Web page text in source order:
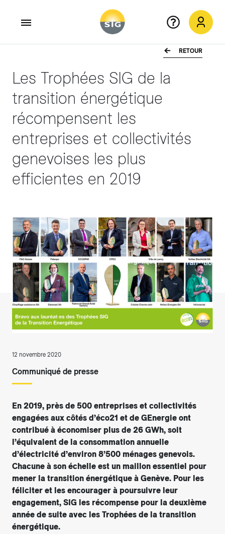
RETOUR
Les Trophées SIG de la
transition énergétique
récompensent les
entreprises et collectivités
genevoises les plus
efficientes en 2019
12 novembre 2020
Communiqué de presse
En 2019, près de 500 entreprises et collectivités
engagées aux côtés d’éco21 et de GEnergie ont
contribué à économiser plus de 26 GWh, soit
l’équivalent de la consommation annuelle
d’électricité d’environ 8’500 ménages genevois.
Chacune à son échelle est un maillon essentiel pour
mener la transition énergétique à Genève. Pour les
féliciter et les encourager à poursuivre leur
engagement, SIG les récompense pour la deuxième
année de suite avec les Trophées de la transition
énergétique.